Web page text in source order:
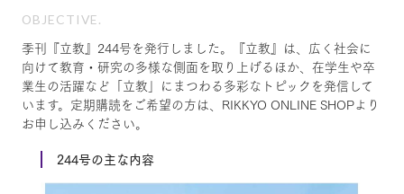
OBJECTIVE.
季刊『立教』244号を発行しました。『立教』は、広く社会に
向けて教育・研究の多様な側面を取り上げるほか、在学生や卒
業生の活躍など「立教」にまつわる多彩なトピックを発信して
います。定期購読をご希望の方は、RIKKYO ONLINE SHOPより
お申し込みください。
244号の主な内容